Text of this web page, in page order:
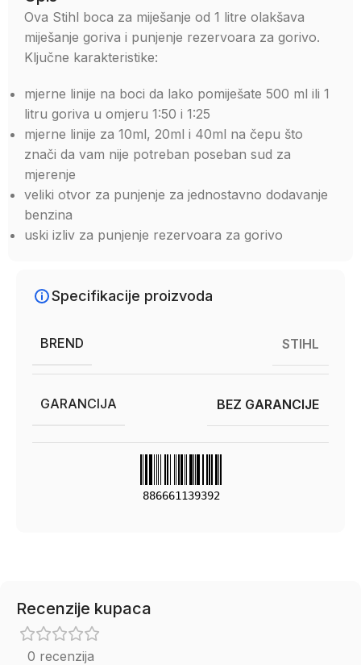
Ova Stihl boca za miješanje od 1 litre olakšava
miješanje goriva i punjenje rezervoara za gorivo.
Ključne karakteristike:
mjerne linije na boci da lako pomiješate 500 ml ili 1
litru goriva u omjeru 1:50 i 1:25
mjerne linije za 10ml, 20ml i 40ml na čepu što
znači da vam nije potreban poseban sud za
mjerenje
veliki otvor za punjenje za jednostavno dodavanje
benzina
uski izliv za punjenje rezervoara za gorivo
Specifikacije proizvoda
BREND STIHL
GARANCIJA BEZ GARANCIJE
886661139392
Recenzije kupaca
0 recenzija